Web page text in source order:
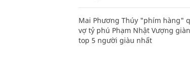
Mai Phương Thúy "phím hàng"
vợ tỷ phú Phạm Nhật Vượng
top 5 người giàu nhất